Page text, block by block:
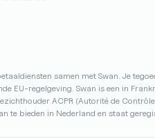
samen met Swan. Je
EU-regelgeving. Swan is een in
ACPR (Autorité de
te bieden in Nederland en staat